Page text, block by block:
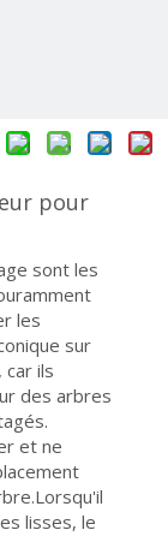
pour
sont les
les
sur
ils
des arbres
et ne
lisses, le